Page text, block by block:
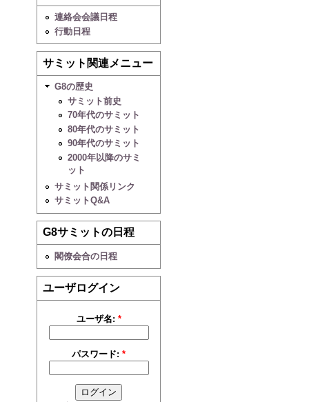
連絡会会議日程
行動日程
サミット関連メニュー
G8の歴史
サミット前史
70年代のサミット
80年代のサミット
90年代のサミット
2000年以降のサミ
ット
サミット関係リンク
サミットQ&A
G8サミットの日程
閣僚会合の日程
ユーザログイン
ユーザ名: *
パスワード:*